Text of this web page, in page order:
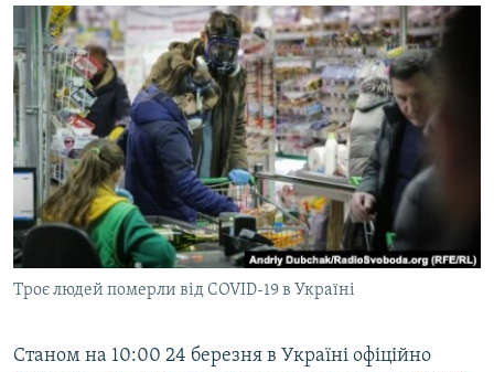
пошуку
ІНТЕРВ'Ю
ВСЕ ЗА ДЕНЬ
СПЕЦПРОЕКТИ
ДЕПОРТАЦІЯ
ВІДЕОУРОКИ «ELIFBE»
СВІДЧЕННЯ ОКУПАЦІЇ
УКРАЇНСЬКА ПРОБЛЕМА КРИМУ
ІНФОГРАФІКА
ЯК ОБІЙТИ БЛОКУВАННЯ
Русский
Qırımtatar
ДОЛУЧАЙСЯ!
Троє людей померли від COVID-19 в Україні
Станом на 10:00 24 березня в Україні офіційно